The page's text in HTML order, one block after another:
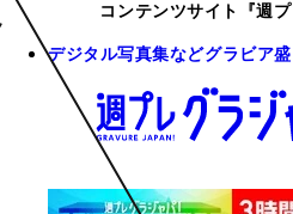
コンテンツサイト『週
デジタル写真集などグラビア